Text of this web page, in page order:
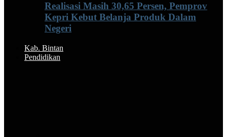
Realisasi Masih 30,65 Persen, Pemprov
Kepri Kebut Belanja Produk Dalam
Negeri
Kab. Bintan
Pendidikan